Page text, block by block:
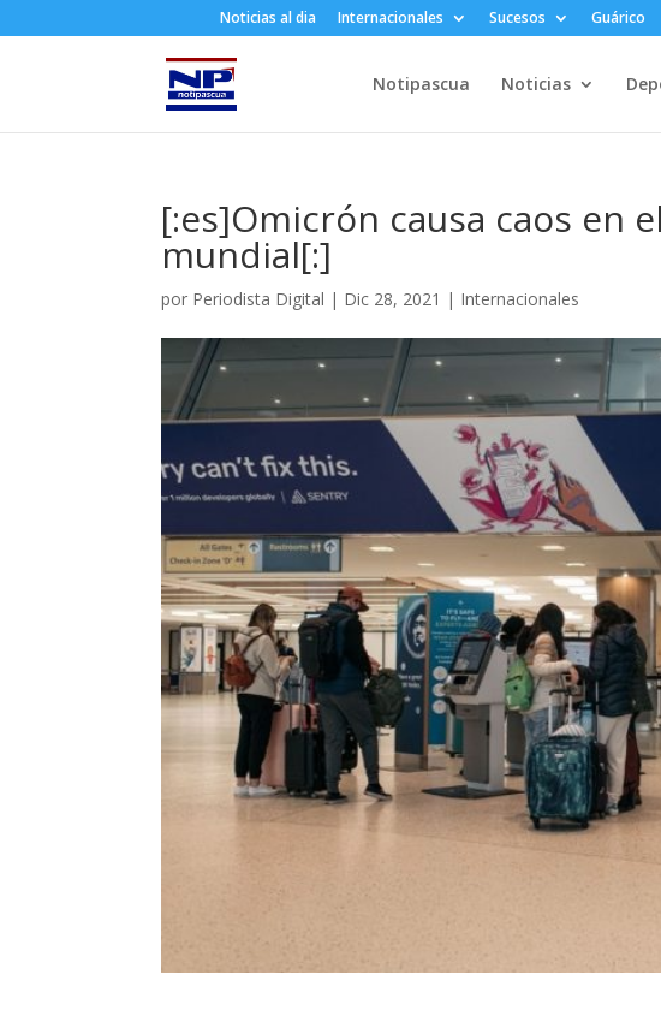
Noticias al dia Internacionales Sucesos Guárico
Notipascua Noticias
[:es]Omicrón causa caos en
mundial[:]
por Periodista Digital | Dic 28, 2021 | Internacionales